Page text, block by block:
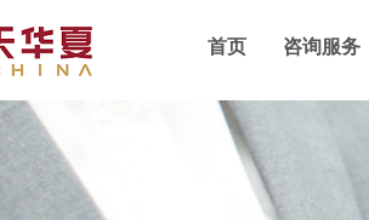
首页 咨询服务